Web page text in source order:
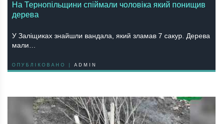
На Тернопільщини спіймали чоловіка який понищив
дерева
У Заліщиках знайшли вандала, який зламав 7 сакур. Дерева
мали…
ОПУБЛІКОВАНО | ADMIN